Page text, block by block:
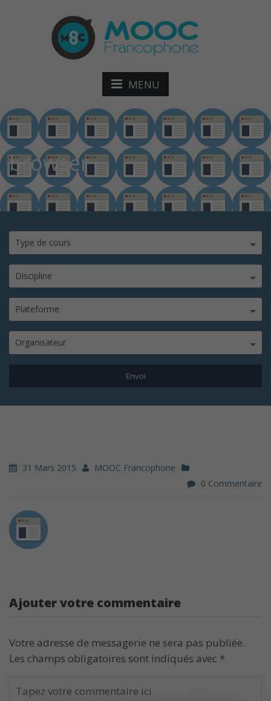
MENU
browser
Type de cours
Discipline
Plateforme
Organisateur
31 Mars 2015
MOOC Francophone
0 Commentaire
Ajouter votre commentaire
Votre adresse de messagerie ne sera pas publiée.
Les champs obligatoires sont indiqués avec *